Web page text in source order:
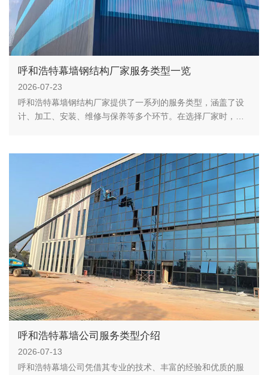
呼和浩特幕墙钢结构厂家服务类型一览
2026-07-23
呼和浩特幕墙钢结构厂家提供了一系列的服务类型，涵盖了设
计、加工、安装、维修与保养等多个环节。在选择厂家时，建
呼和浩特幕墙公司服务类型介绍
2026-07-13
呼和浩特幕墙公司凭借其专业的技术、丰富的经验和优质的服